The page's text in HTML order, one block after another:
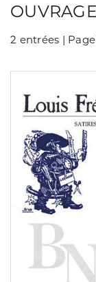
2 entrées | Page